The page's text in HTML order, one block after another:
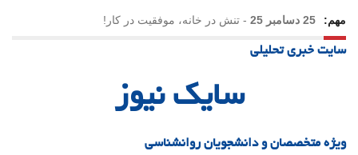
مهم: 25 دسامبر 25 - تنش در خانه، موفقیت در کار!
23 دسامبر 25
-یلدا؛ نماد تاب‌آوری اجتماعی در روزگار دشوار
سایت خبری تحلیلی
سایک نیوز
ویژه متخصصان و دانشجویان روانشناسی